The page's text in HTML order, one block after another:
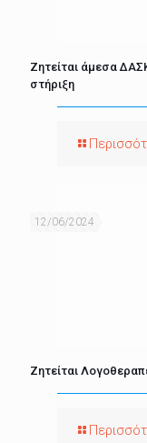
Ζητείται άμεσα
στήριξη
12/06/2024
Ζητείται